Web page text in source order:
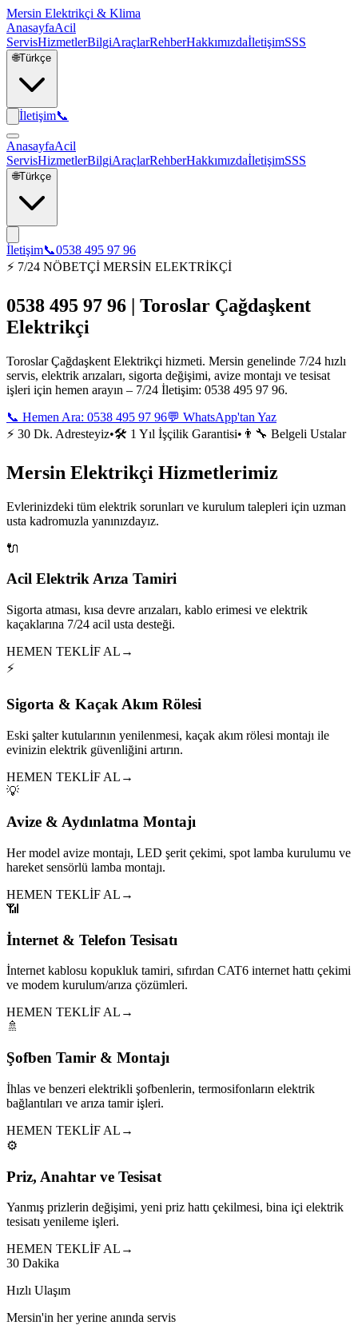
Mersin Elektrikçi & Klima
AnasayfaAcil
ServisHizmetlerBilgiAraçlarRehberHakkımızdaİletişimSSS
🌐Türkçe
İletişim📞
AnasayfaAcil
ServisHizmetlerBilgiAraçlarRehberHakkımızdaİletişimSSS
🌐Türkçe
İletişim📞0538 495 97 96
⚡ 7/24 NÖBETÇİ MERSİN ELEKTRİKÇİ
0538 495 97 96 | Toroslar Çağdaşkent
Elektrikçi
Toroslar Çağdaşkent Elektrikçi hizmeti. Mersin genelinde 7/24 hızlı
servis, elektrik arızaları, sigorta değişimi, avize montajı ve tesisat
işleri için hemen arayın – 7/24 İletişim: 0538 495 97 96.
📞 Hemen Ara: 0538 495 97 96💬 WhatsApp'tan Yaz
⚡ 30 Dk. Adresteyiz•🛠️ 1 Yıl İşçilik Garantisi• 👨‍🔧 Belgeli Ustalar
Mersin Elektrikçi Hizmetlerimiz
Evlerinizdeki tüm elektrik sorunları ve kurulum talepleri için uzman
usta kadromuzla yanınızdayız.
🔌
Acil Elektrik Arıza Tamiri
Sigorta atması, kısa devre arızaları, kablo erimesi ve elektrik
kaçaklarına 7/24 acil usta desteği.
HEMEN TEKLİF AL →
⚡
Sigorta & Kaçak Akım Rölesi
Eski şalter kutularının yenilenmesi, kaçak akım rölesi montajı ile
evinizin elektrik güvenliğini artırın.
HEMEN TEKLİF AL →
💡
Avize & Aydınlatma Montajı
Her model avize montajı, LED şerit çekimi, spot lamba kurulumu ve
hareket sensörlü lamba montajı.
HEMEN TEKLİF AL →
📶
İnternet & Telefon Tesisatı
İnternet kablosu kopukluk tamiri, sıfırdan CAT6 internet hattı çekimi
ve modem kurulum/arıza çözümleri.
HEMEN TEKLİF AL →
🚿
Şofben Tamir & Montajı
İhlas ve benzeri elektrikli şofbenlerin, termosifonların elektrik
bağlantıları ve arıza tamir işleri.
HEMEN TEKLİF AL →
⚙️
Priz, Anahtar ve Tesisat
Yanmış prizlerin değişimi, yeni priz hattı çekilmesi, bina içi elektrik
tesisatı yenileme işleri.
HEMEN TEKLİF AL →
30 Dakika
Hızlı Ulaşım
Mersin'in her yerine anında servis